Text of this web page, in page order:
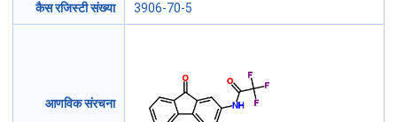
कैस रजिस्टी संख्या 3906-70-5
आणविक संरचना